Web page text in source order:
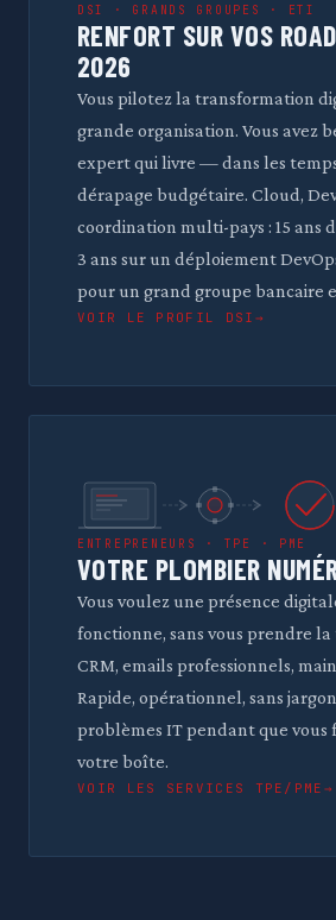
DSI · GRANDS GROUPES · ETI
RENFORT SUR VOS
2026
Vous pilotez la transformation
grande organisation. Vous avez
expert qui livre — dans les
dérapage budgétaire. Cloud,
coordination multi-pays : 15 ans
3 ans sur un déploiement
pour un grand groupe bancaire
VOIR LE PROFIL DSI
ENTREPRENEURS · TPE · PME
VOTRE PLOMBIER
Vous voulez une présence
fonctionne, sans vous prendre la
CRM, emails professionnels,
Rapide, opérationnel, sans
problèmes IT pendant que vous
votre boîte.
VOIR LES SERVICES TPE/PME